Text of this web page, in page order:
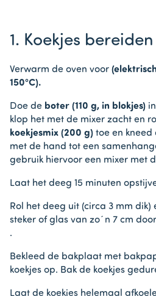
1. Koekjes bereiden
Verwarm de oven voor
150°C).
Doe de boter (110 g, in blokjes)
klop het met de mixer zacht en
koekjesmix (200 g) toe en
met de hand tot een
gebruik hiervoor een mixer met
Laat het deeg 15 minuten
Rol het deeg uit (circa 3 mm dik)
steker of glas van zo´n 7 cm
.
Bekleed de bakplaat met
koekjes op. Bak de koekjes
Laat de koekjes helemaal